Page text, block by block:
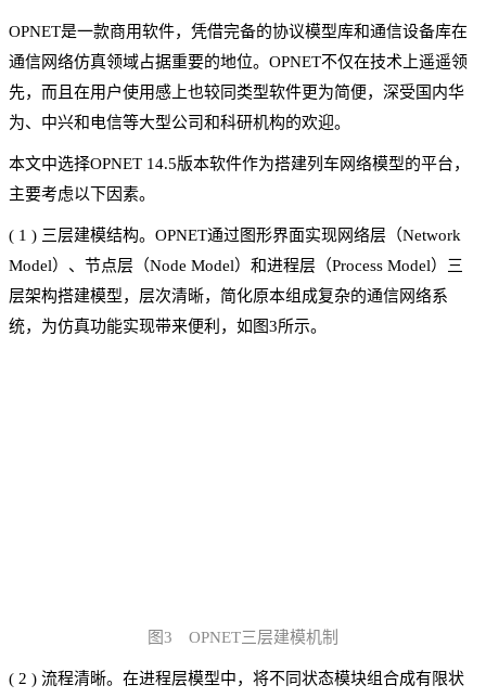
OPNET是一款商用软件，凭借完备的协议模型库和通信设备库在
通信网络仿真领域占据重要的地位。OPNET不仅在技术上遥遥领
先，而且在用户使用感上也较同类型软件更为简便，深受国内华
为、中兴和电信等大型公司和科研机构的欢迎。
本文中选择OPNET 14.5版本软件作为搭建列车网络模型的平台，
主要考虑以下因素。
( 1 ) 三层建模结构。OPNET通过图形界面实现网络层（Network
Model）、节点层（Node Model）和进程层（Process Model）三
层架构搭建模型，层次清晰，简化原本组成复杂的通信网络系
统，为仿真功能实现带来便利，如图3所示。
图3 OPNET三层建模机制
( 2 ) 流程清晰。在进程层模型中，将不同状态模块组合成有限状